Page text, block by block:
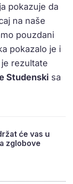
pokazuje da
na naše
pouzdani
pokazalo je i
je rezultate
Studenski sa
će vas u
zglobove